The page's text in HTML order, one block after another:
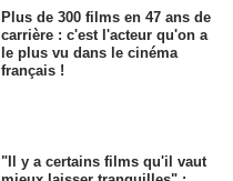
Plus de 300 films en 47 ans de
carrière : c'est l'acteur qu'on a
le plus vu dans le cinéma
français !
"Il y a certains films qu'il vaut